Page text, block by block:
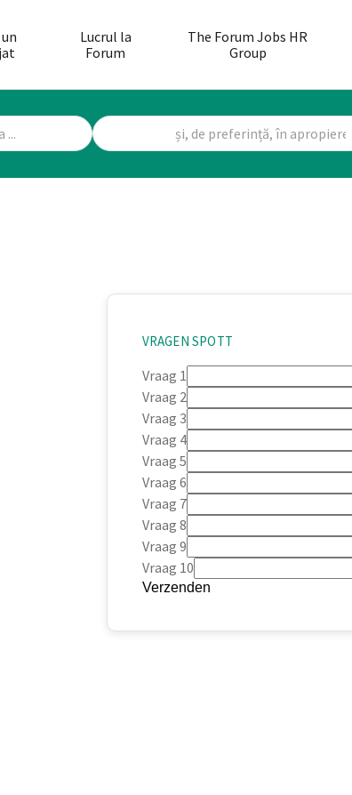
Lucrul la
Forum
The Forum Jobs HR
Group
VRAGEN SPOTT
Vraag 1
Vraag 2
Vraag 3
Vraag 4
Vraag 5
Vraag 6
Vraag 7
Vraag 8
Vraag 9
Vraag 10
Verzenden